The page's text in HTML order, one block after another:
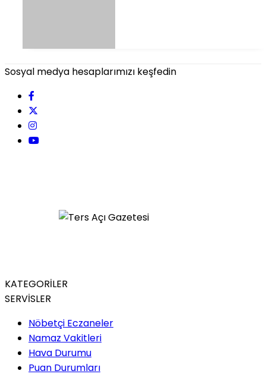
Sosyal medya hesaplarımızı keşfedin
KATEGORİLER
SERVİSLER
Nöbetçi Eczaneler
Namaz Vakitleri
Hava Durumu
Puan Durumları